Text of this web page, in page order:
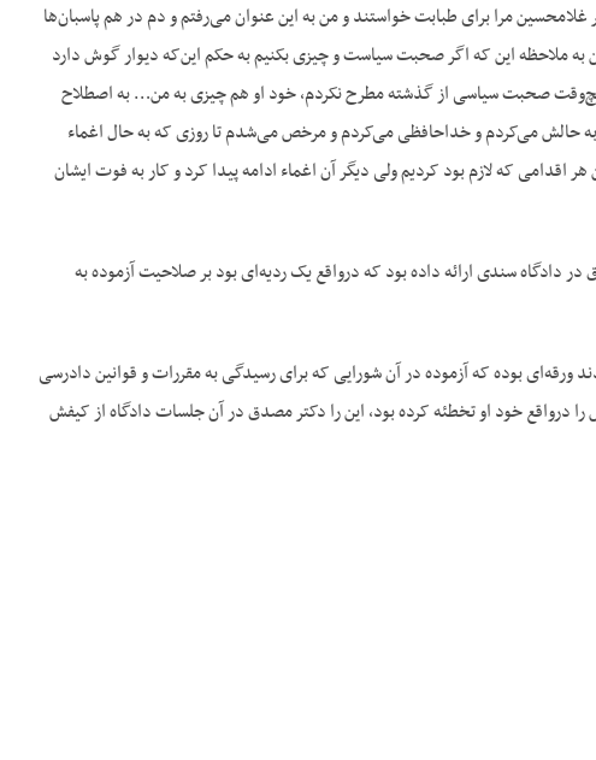
مرا برای طبابت خواستند و من به این عنوان می‌رفتم و دم در هم پاسبان‌ها
ملاحظه این که اگر صحبت سیاست و چیزی بکنیم به حکم این‌که دیوار گوش دارد
صحبت سیاسی از گذشته مطرح نکردم، خود او هم چیزی به من… به اصطلاح
حالش می‌کردم و خداحافظی می‌کردم و مرخص می‌شدم تا روزی که به حال اغماء
اقدامی که لازم بود کردیم ولی دیگر آن اغماء ادامه پیدا کرد و کار به فوت ایشان
سندی ارائه داده بود که درواقع یک ردیه‌ای بود بر صلاحیت آزموده به
ورقه‌ای بوده که آزموده در آن شورایی که برای رسیدگی به مقررات و قوانین دادرسی
درواقع خود او تخطئه کرده بود، این را دکتر مصدق در آن جلسات دادگاه از کیفش